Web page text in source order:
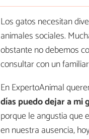
Los gatos necesitan
animales sociales.
obstante no debemos
consultar con un
En ExpertoAnimal
días puedo dejar a mi
porque le angustia que
en nuestra ausencia,